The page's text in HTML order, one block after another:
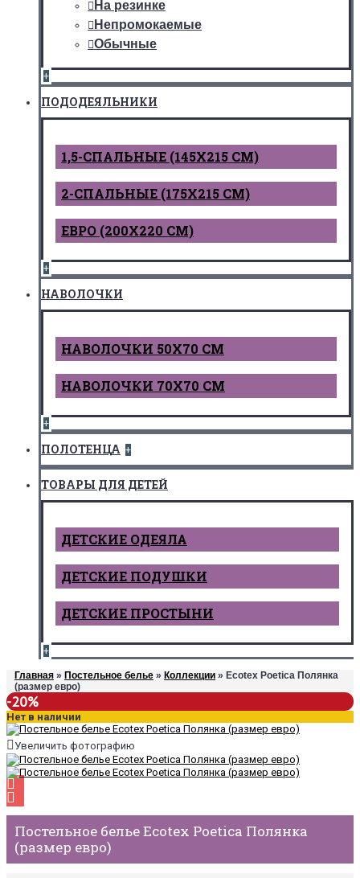
На резинке
Непромокаемые
Обычные
+
ПОДОДЕЯЛЬНИКИ
1,5-СПАЛЬНЫЕ (145Х215 СМ)
2-СПАЛЬНЫЕ (175Х215 СМ)
ЕВРО (200Х220 СМ)
+
НАВОЛОЧКИ
НАВОЛОЧКИ 50Х70 СМ
НАВОЛОЧКИ 70Х70 СМ
+
ПОЛОТЕНЦА +
ТОВАРЫ ДЛЯ ДЕТЕЙ
ДЕТCКИЕ ОДЕЯЛА
ДЕТСКИЕ ПОДУШКИ
ДЕТСКИЕ ПРОСТЫНИ
+
Главная » Постельное белье » Коллекции » Ecotex Poetica Полянка
(размер евро)
-20%
Нет в наличии
Увеличить фотографию
Постельное белье Ecotex Poetica Полянка
(размер евро)